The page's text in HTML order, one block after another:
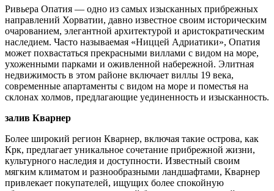
Ривьера Опатия — одно из самых изысканных прибрежных
направлений Хорватии, давно известное своим историческим
очарованием, элегантной архитектурой и аристократическим
наследием. Часто называемая «Ниццей Адриатики», Опатия
может похвастаться прекрасными виллами с видом на море,
ухоженными парками и оживленной набережной. Элитная
недвижимость в этом районе включает виллы 19 века,
современные апартаменты с видом на море и поместья на
склонах холмов, предлагающие уединенность и изысканность.
залив Кварнер
Более широкий регион Кварнер, включая такие острова, как
Крк, предлагает уникальное сочетание прибрежной жизни,
культурного наследия и доступности. Известный своим
мягким климатом и разнообразными ландшафтами, Кварнер
привлекает покупателей, ищущих более спокойную